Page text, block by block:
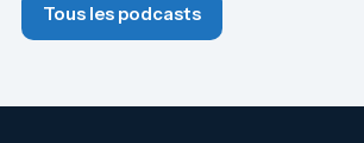
Tous les podcasts